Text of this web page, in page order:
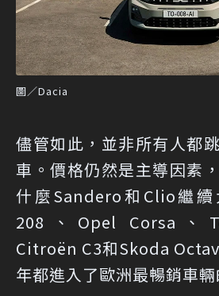
圖／Dacia
儘管如此，並非所有人都
車。價格仍然是主導因素
什麼Sandero和Clio繼
208、Opel Corsa、
Citroën C3和Skoda
年都進入了歐洲最暢銷車輛